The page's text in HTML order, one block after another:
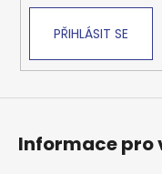
PŘIHLÁSIT SE
Informace pro